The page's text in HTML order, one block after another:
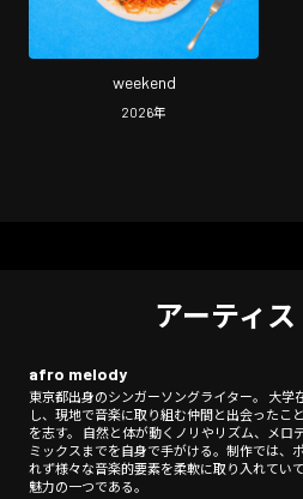
weekend
2026年
アーティ
afro melody
東京都出身のシンガーソングライター。 大学
し、現地で音楽に取り組む仲間と出会ったこ
を志す。 自然と体が動くノリやリズム、メロ
ミックスまでを自身で手がける。制作では、
れず様々な音楽的要素を柔軟に取り入れてい
魅力の一つである。